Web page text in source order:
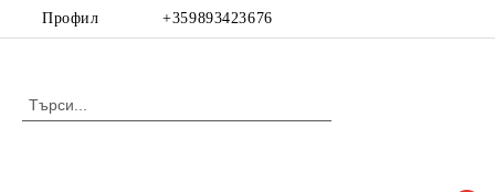
Профил +359893423676